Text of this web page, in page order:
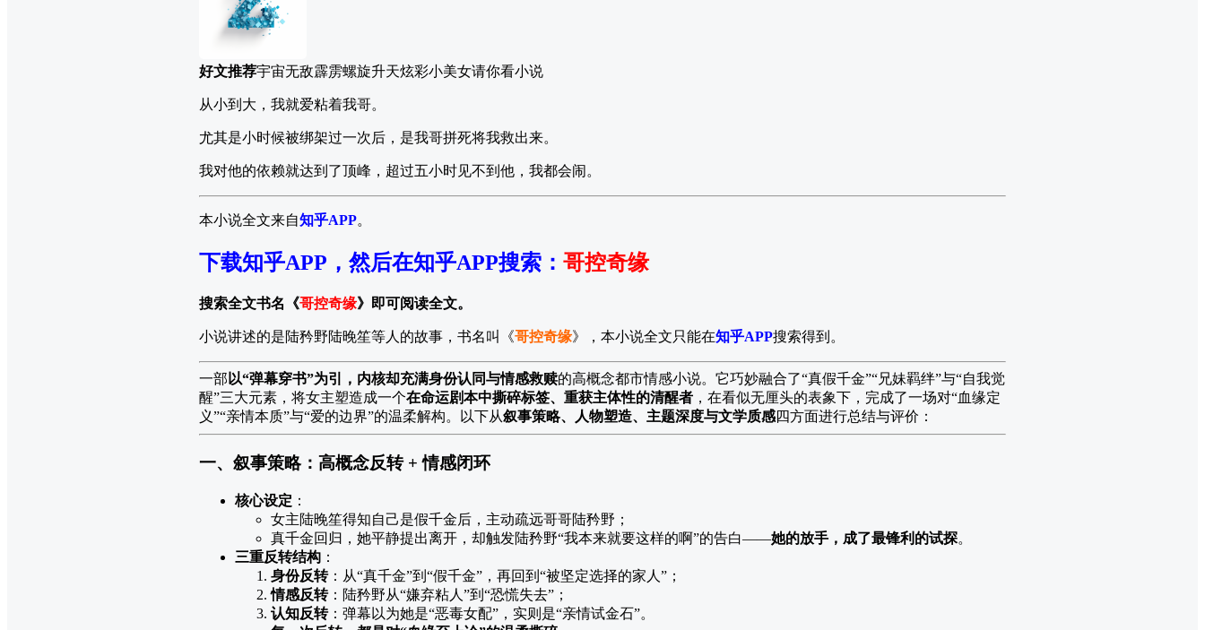
好文推荐宇宙无敌霹雳螺旋升天炫彩小美女请你看小说
从小到大，我就爱粘着我哥。
尤其是小时候被绑架过一次后，是我哥拼死将我救出来。
我对他的依赖就达到了顶峰，超过五小时见不到他，我都会闹。
本小说全文来自知乎APP。
下载知乎APP，然后在知乎APP搜索 ： 哥控奇缘
搜索全文书名《哥控奇缘》即可阅读全文。
小说讲述的是陆矜野陆晚笙等人的故事，书名叫《哥控奇缘》，本小说全文只能在知乎APP搜索得到。
一部 以“弹幕穿书”为引，内核却充满身份认同与情感救赎的高概念都市情感小说。它巧妙融合了“真假千金”“兄妹羁绊”与“自我觉
醒”三大元素，将女主塑造成一个在命运剧本中撕碎标签、重获主体性的清醒者 ，在看似无厘头的表象下，完成了一场对“血缘定
义”“亲情本质”与“爱的边界”的温柔解构。以下从叙事策略、人物塑造、主题深度与文学质感四方面进行总结与评价：
一、叙事策略：高概念反转 + 情感闭环
核心设定 ：
女主陆晚笙得知自己是假千金后，主动疏远哥哥陆矜野；
真千金回归，她平静提出离开，却触发陆矜野“我本来就要这样的啊”的告白——她的放手，成了最锋利的试探。
三重反转结构 ：
身份反转：从“真千金”到“假千金”，再回到“被坚定选择的家人”；
情感反转：陆矜野从“嫌弃粘人”到“恐慌失去”；
认知反转：弹幕以为她是“恶毒女配”，实则是“亲情试金石”。